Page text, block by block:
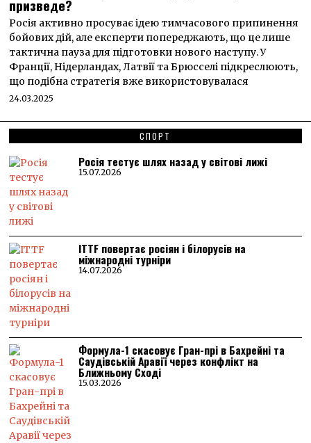
призведе?
Росія активно просуває ідею тимчасового припинення
бойових дій, але експерти попереджають, що це лише
тактична пауза для підготовки нового наступу. У
Франції, Нідерландах, Латвії та Брюсселі підкреслюють,
що подібна стратегія вже використовувалася
24.03.2025
СПОРТ
Росія тестує шлях назад у світові лижі
15.07.2026
ITTF повертає росіян і білорусів на
міжнародні турніри
14.07.2026
Формула-1 скасовує Гран-прі в Бахрейні та
Саудівській Аравії через конфлікт на
Ближньому Сході
15.03.2026